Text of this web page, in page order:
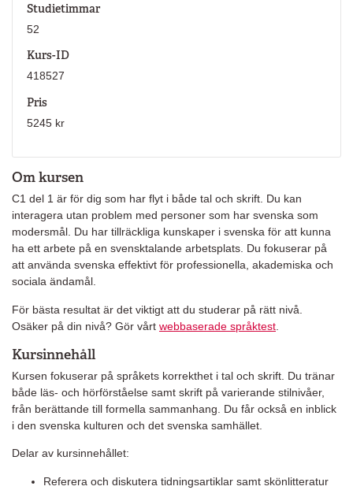
Om kursen
C1 del 1 är för dig som har flyt i både tal och skrift. Du kan
interagera utan problem med personer som har svenska som
modersmål. Du har tillräckliga kunskaper i svenska för att kunna
ha ett arbete på en svensktalande arbetsplats. Du fokuserar på
att använda svenska effektivt för professionella, akademiska och
sociala ändamål.
För bästa resultat är det viktigt att du studerar på rätt nivå.
Osäker på din nivå? Gör vårt webbaserade språktest
Kursinnehåll
Kursen fokuserar på språkets korrekthet i tal och skrift. Du tränar
både läs- och hörförståelse samt skrift på varierande stilnivåer,
från berättande till formella sammanhang. Du får också en inblick
i den svenska kulturen och det svenska samhället.
Delar av kursinnehållet:
Referera och diskutera tidningsartiklar samt skönlitteratur
Studietimmar
52
Kurs-ID
418527
Pris
5245 kr